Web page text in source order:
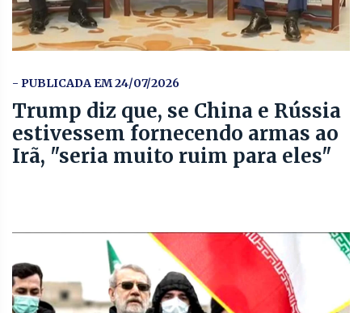
- PUBLICADA EM 24/07/2026
Trump diz que, se China e Rússia
estivessem fornecendo armas ao
Irã, "seria muito ruim para eles"